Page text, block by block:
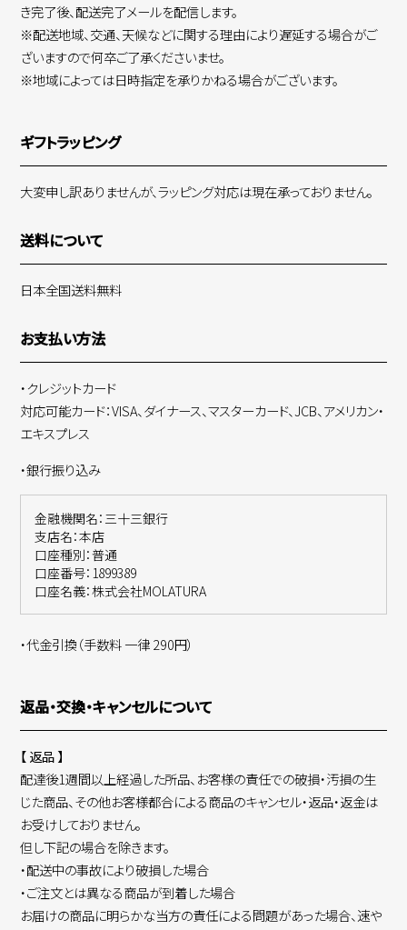
き完了後、配送完了メールを配信します。
※配送地域、交通、天候などに関する理由により遅延する場合がご
ざいますので何卒ご了承くださいませ。
※地域によっては日時指定を承りかねる場合がございます。
ギフトラッピング
大変申し訳ありませんが、ラッピング対応は現在承っておりません。
送料について
日本全国送料無料
お支払い方法
・クレジットカード
対応可能カード：VISA、ダイナース、マスターカード、JCB、アメリカン・
エキスプレス
・銀行振り込み
金融機関名：三十三銀行
支店名：本店
口座種別：普通
口座番号：1899389
口座名義：株式会社MOLATURA
・代金引換（手数料 一律 290円）
返品・交換・キャンセルについて
【 返品 】
配達後1週間以上経過した所品、お客様の責任での破損・汚損の生
じた商品、その他お客様都合による商品のキャンセル・返品・返金は
お受けしておりません。
但し下記の場合を除きます。
・配送中の事故により破損した場合
・ご注文とは異なる商品が到着した場合
お届けの商品に明らかな当方の責任による問題があった場合、速や